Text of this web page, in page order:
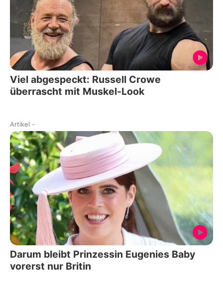
Viel abgespeckt: Russell Crowe
überrascht mit Muskel-Look
Artikel -
Darum bleibt Prinzessin Eugenies Baby
vorerst nur Britin